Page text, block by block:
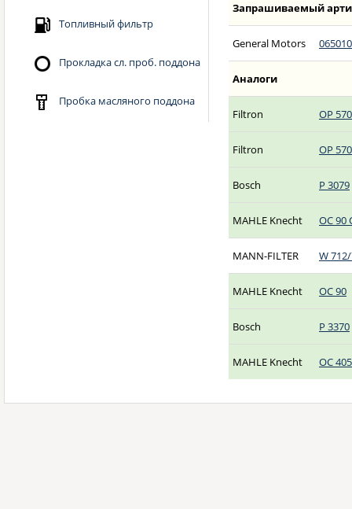
Топливный фильтр
Прокладка сл. проб. поддона
Пробка масляного поддона
Запрашиваемый
General Motors
Аналоги
Filtron OP 570
Filtron OP
Bosch P 3079
MAHLE Knecht OC 90
MANN-FILTER W
MAHLE Knecht OC 90
Bosch P 3370
MAHLE Knecht OC